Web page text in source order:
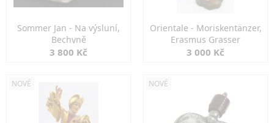
Sommer Jan - Na výsluní,
Bechyně
3 800 Kč
Orientale - Moriskentänzer,
Erasmus Grasser
3 000 Kč
NOVÉ NOVÉ